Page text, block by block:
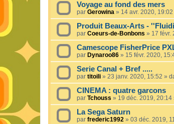
Voyage au fond des mers
par Gerowina » 14 avr. 2020, 19:02
Produit Beaux-Arts -
par Coeurs-de-Bonbons » 17 févr.
Camescope FisherPrice
par Dynaroo86 » 15 févr. 2020,
Serie Canal + Bref .....
par titoili » 23 janv. 2020, 15:52 »
CINEMA : quatre garcons
par Tchouss » 19 déc. 2019, 20:14
La Sega Saturn
par frederic1992 » 03 déc. 2019,